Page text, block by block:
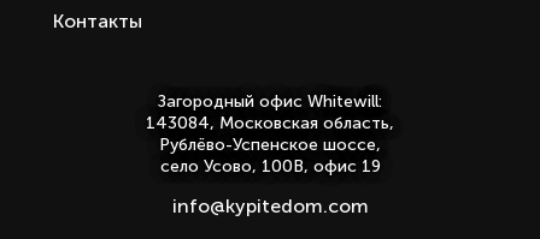
Контакты
Загородный офис Whitewill:
143084, Московская область,
Рублёво-Успенское шоссе,
село Усово, 100В, офис 19
info@kypitedom.com